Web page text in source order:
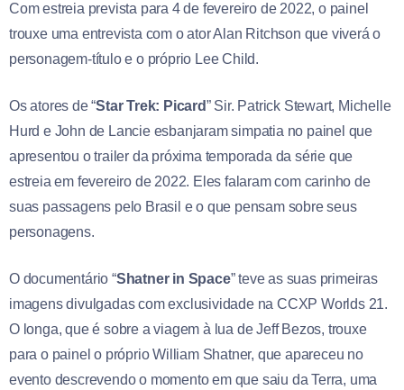
Com estreia prevista para 4 de fevereiro de 2022, o painel
trouxe uma entrevista com o ator Alan Ritchson que viverá o
personagem-título e o próprio Lee Child.
Os atores de “Star Trek: Picard” Sir. Patrick Stewart, Michelle
Hurd e John de Lancie esbanjaram simpatia no painel que
apresentou o trailer da próxima temporada da série que
estreia em fevereiro de 2022. Eles falaram com carinho de
suas passagens pelo Brasil e o que pensam sobre seus
personagens.
O documentário “Shatner in Space” teve as suas primeiras
imagens divulgadas com exclusividade na CCXP Worlds 21.
O longa, que é sobre a viagem à lua de Jeff Bezos, trouxe
para o painel o próprio William Shatner, que apareceu no
evento descrevendo o momento em que saiu da Terra, uma